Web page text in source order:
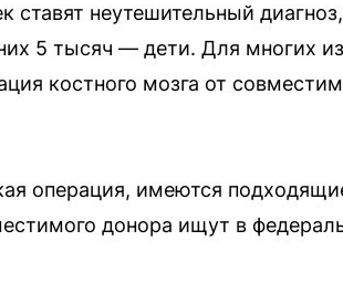
неутешительный
5 тысяч — дети. Для многих
костного мозга от
операция, имеются
донора ищут в